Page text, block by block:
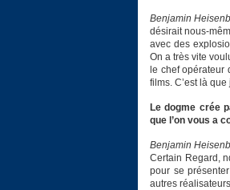
Benjamin
désirait nous-
avec des
On a très vite
le chef opérateur
films. C’est là
Le dogme crée
que l’on vous a
Benjamin
Certain Regard,
pour se
autres